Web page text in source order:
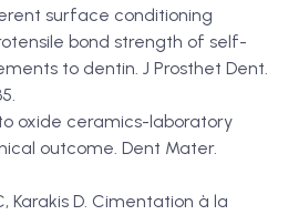
surface conditioning
bond strength of self-
to dentin. J Prosthet Dent.
oxide ceramics-laboratory
outcome. Dent Mater.
Karakis D. Cimentation à la